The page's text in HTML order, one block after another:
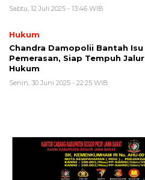
Sabtu, 12 Juli 2025 - 13:46 WIB
Hukum
Chandra Damopolii Bantah Isu
Pemerasan, Siap Tempuh Jalur
Hukum
Senin, 30 Juni 2025 - 22:25 WIB